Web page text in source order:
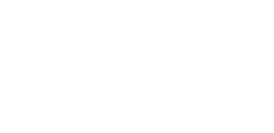
تقول الناس !!!!! هل تعيش لنفسك ام للناس ؟ هل تعيش خوفا من
؟ طبعا لا فقط سوف يتكلمون . اخبرني متى توقف الناس